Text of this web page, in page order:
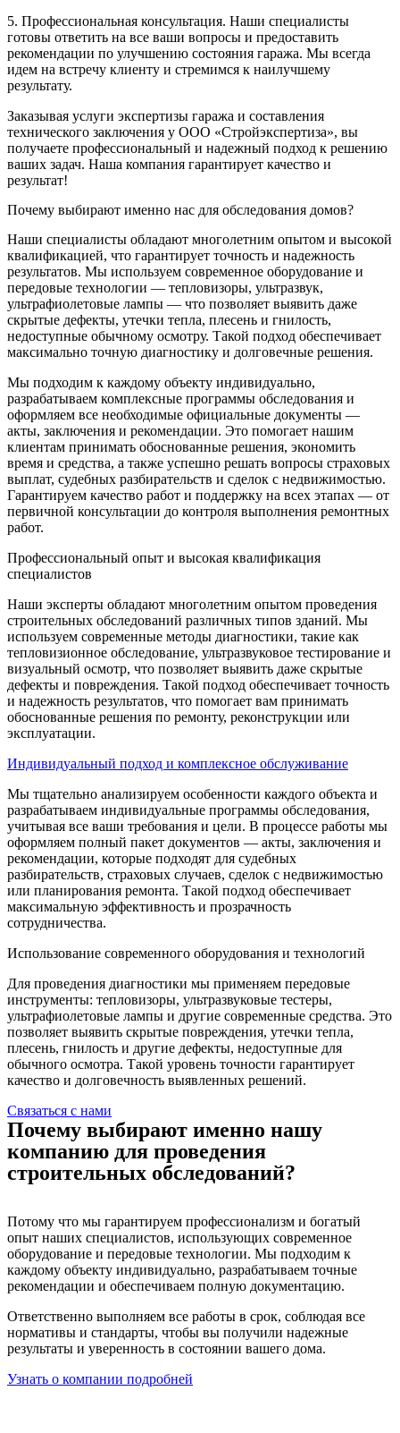
5. Профессиональная консультация. Наши специалисты
готовы ответить на все ваши вопросы и предоставить
рекомендации по улучшению состояния гаража. Мы всегда
идем на встречу клиенту и стремимся к наилучшему
результату.
Заказывая услуги экспертизы гаража и составления
технического заключения у ООО «Стройэкспертиза», вы
получаете профессиональный и надежный подход к решению
ваших задач. Наша компания гарантирует качество и
результат!
Почему выбирают именно нас для обследования домов?
Наши специалисты обладают многолетним опытом и высокой
квалификацией, что гарантирует точность и надежность
результатов. Мы используем современное оборудование и
передовые технологии — тепловизоры, ультразвук,
ультрафиолетовые лампы — что позволяет выявить даже
скрытые дефекты, утечки тепла, плесень и гнилость,
недоступные обычному осмотру. Такой подход обеспечивает
максимально точную диагностику и долговечные решения.
Мы подходим к каждому объекту индивидуально,
разрабатываем комплексные программы обследования и
оформляем все необходимые официальные документы —
акты, заключения и рекомендации. Это помогает нашим
клиентам принимать обоснованные решения, экономить
время и средства, а также успешно решать вопросы страховых
выплат, судебных разбирательств и сделок с недвижимостью.
Гарантируем качество работ и поддержку на всех этапах — от
первичной консультации до контроля выполнения ремонтных
работ.
Профессиональный опыт и высокая квалификация
специалистов
Наши эксперты обладают многолетним опытом проведения
строительных обследований различных типов зданий. Мы
используем современные методы диагностики, такие как
тепловизионное обследование, ультразвуковое тестирование и
визуальный осмотр, что позволяет выявить даже скрытые
дефекты и повреждения. Такой подход обеспечивает точность
и надежность результатов, что помогает вам принимать
обоснованные решения по ремонту, реконструкции или
эксплуатации.
Индивидуальный подход и комплексное обслуживание
Мы тщательно анализируем особенности каждого объекта и
разрабатываем индивидуальные программы обследования,
учитывая все ваши требования и цели. В процессе работы мы
оформляем полный пакет документов — акты, заключения и
рекомендации, которые подходят для судебных
разбирательств, страховых случаев, сделок с недвижимостью
или планирования ремонта. Такой подход обеспечивает
максимальную эффективность и прозрачность
сотрудничества.
Использование современного оборудования и технологий
Для проведения диагностики мы применяем передовые
инструменты: тепловизоры, ультразвуковые тестеры,
ультрафиолетовые лампы и другие современные средства. Это
позволяет выявить скрытые повреждения, утечки тепла,
плесень, гнилость и другие дефекты, недоступные для
обычного осмотра. Такой уровень точности гарантирует
качество и долговечность выявленных решений.
Связаться с нами
Почему выбирают именно нашу
компанию для проведения
строительных обследований?
Потому что мы гарантируем профессионализм и богатый
опыт наших специалистов, использующих современное
оборудование и передовые технологии. Мы подходим к
каждому объекту индивидуально, разрабатываем точные
рекомендации и обеспечиваем полную документацию.
Ответственно выполняем все работы в срок, соблюдая все
нормативы и стандарты, чтобы вы получили надежные
результаты и уверенность в состоянии вашего дома.
Узнать о компании подробней